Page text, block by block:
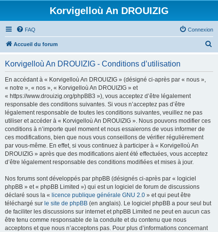
Korvigelloù An DROUIZIG
FAQ Connexion
Accueil du forum
Korvigelloù An DROUIZIG - Conditions d’utilisation
En accédant à « Korvigelloù An DROUIZIG » (désigné ci-après par « nous »,
« notre », « nos », « Korvigelloù An DROUIZIG » et
« https://www.drouizig.org/phpBB3 »), vous acceptez d’être légalement
responsable des conditions suivantes. Si vous n’acceptez pas d’être
légalement responsable de toutes les conditions suivantes, veuillez ne pas
utiliser et accéder à « Korvigelloù An DROUIZIG ». Nous pouvons modifier ces
conditions à n’importe quel moment et nous essaierons de vous informer de
ces modifications, bien que nous vous conseillons de vérifier régulièrement
par vous-même. En effet, si vous continuez à participer à « Korvigelloù An
DROUIZIG » après que des modifications aient été effectuées, vous acceptez
d’être légalement responsable des conditions modifiées et mises à jour.
Nos forums sont développés par phpBB (désignés ci-après par « logiciel
phpBB » et « phpBB Limited ») qui est un logiciel de forum de discussions
déclaré sous la « licence publique générale GNU 2.0 » et qui peut être
téléchargé sur le site de phpBB (en anglais). Le logiciel phpBB a pour seul but
de faciliter les discussions sur internet et phpBB Limited ne peut en aucun cas
être tenu comme responsable de la conduite et du contenu que nous
acceptons et que nous n’acceptons pas. Pour plus d’informations concernant